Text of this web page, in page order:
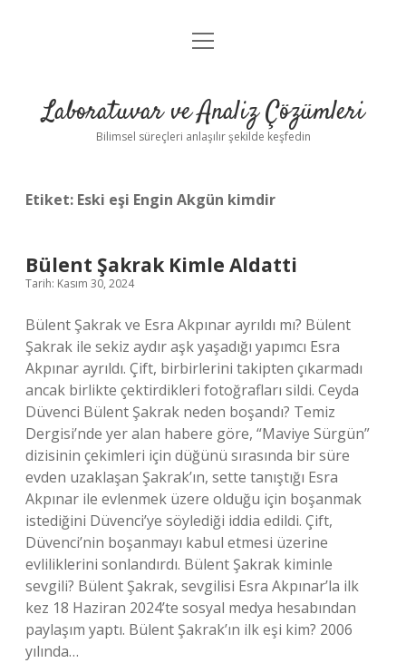
Anasayfa
Yasal Uyarı
menüyü
Laboratuvar ve Analiz Çözümleri
Bilimsel süreçleri anlaşılır şekilde keşfedin
Etiket: Eski eşi Engin Akgün kimdir
Bülent Şakrak Kimle Aldatti
Tarih: Kasım 30, 2024
Bülent Şakrak ve Esra Akpınar ayrıldı mı? Bülent
Şakrak ile sekiz aydır aşk yaşadığı yapımcı Esra
Akpınar ayrıldı. Çift, birbirlerini takipten çıkarmadı
ancak birlikte çektirdikleri fotoğrafları sildi. Ceyda
Düvenci Bülent Şakrak neden boşandı? Temiz
Dergisi’nde yer alan habere göre, “Maviye Sürgün”
dizisinin çekimleri için düğünü sırasında bir süre
evden uzaklaşan Şakrak’ın, sette tanıştığı Esra
Akpınar ile evlenmek üzere olduğu için boşanmak
istediğini Düvenci’ye söylediği iddia edildi. Çift,
Düvenci’nin boşanmayı kabul etmesi üzerine
evliliklerini sonlandırdı. Bülent Şakrak kiminle
sevgili? Bülent Şakrak, sevgilisi Esra Akpınar’la ilk
kez 18 Haziran 2024’te sosyal medya hesabından
paylaşım yaptı. Bülent Şakrak’ın ilk eşi kim? 2006
yılında…